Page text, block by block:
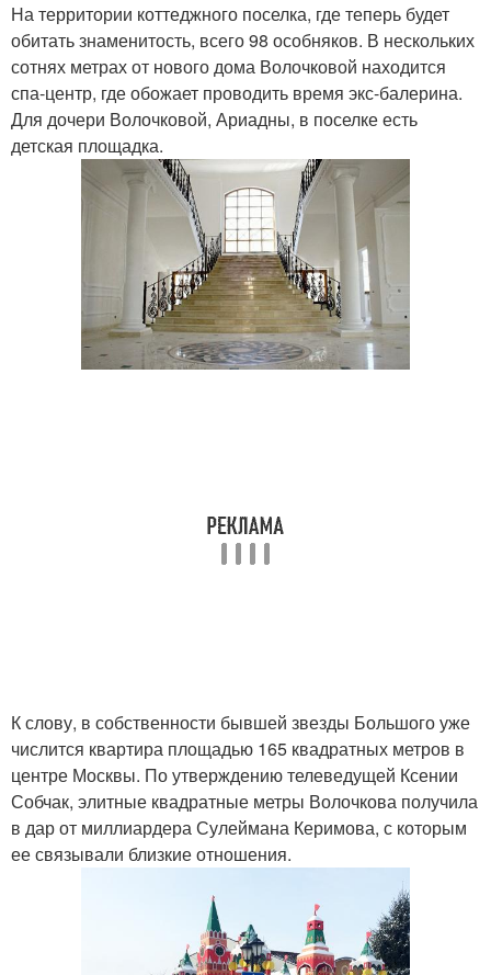
На территории коттеджного поселка, где теперь будет
обитать знаменитость, всего 98 особняков. В нескольких
сотнях метрах от нового дома Волочковой находится
спа-центр, где обожает проводить время экс-балерина.
Для дочери Волочковой, Ариадны, в поселке есть
детская площадка.
К слову, в собственности бывшей звезды Большого уже
числится квартира площадью 165 квадратных метров в
центре Москвы. По утверждению телеведущей Ксении
Собчак, элитные квадратные метры Волочкова получила
в дар от миллиардера Сулеймана Керимова, с которым
ее связывали близкие отношения.